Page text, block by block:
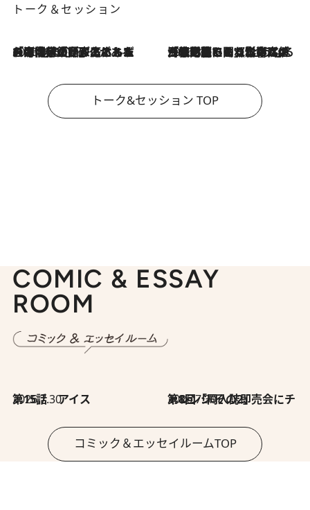
トーク＆セッション
2026.8.3
「今後値上げがあるとすれば…」「リスクがあるのは今年の冬」エネルギー専門家が語る、ホルムズ海峡封鎖が家庭にもたらす“ある心配” 2026.8.3
「住宅建てられない…」「サーチャージ料の高値が続いている」ホルムズ海峡封鎖による影響はいつまで続く？《エネルギー専門家に聞く“どうなる日本の暮らし”》
トーク&セッション TOP
COMIC & ESSAY
ROOM
2026.7.30
第15話 アイス 2026.7.30
第8回「同人誌即売会にチャレンジ その2」
コミック＆エッセイルームTOP